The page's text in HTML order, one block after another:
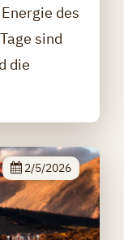
des
sind
die
2/5/2026